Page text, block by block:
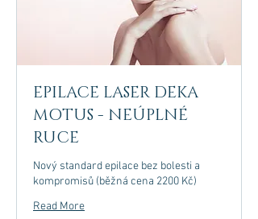
EPILACE LASER DEKA
MOTUS - NEÚPLNÉ
RUCE
Nový standard epilace bez bolesti a
kompromisů (běžná cena 2200 Kč)
Read More